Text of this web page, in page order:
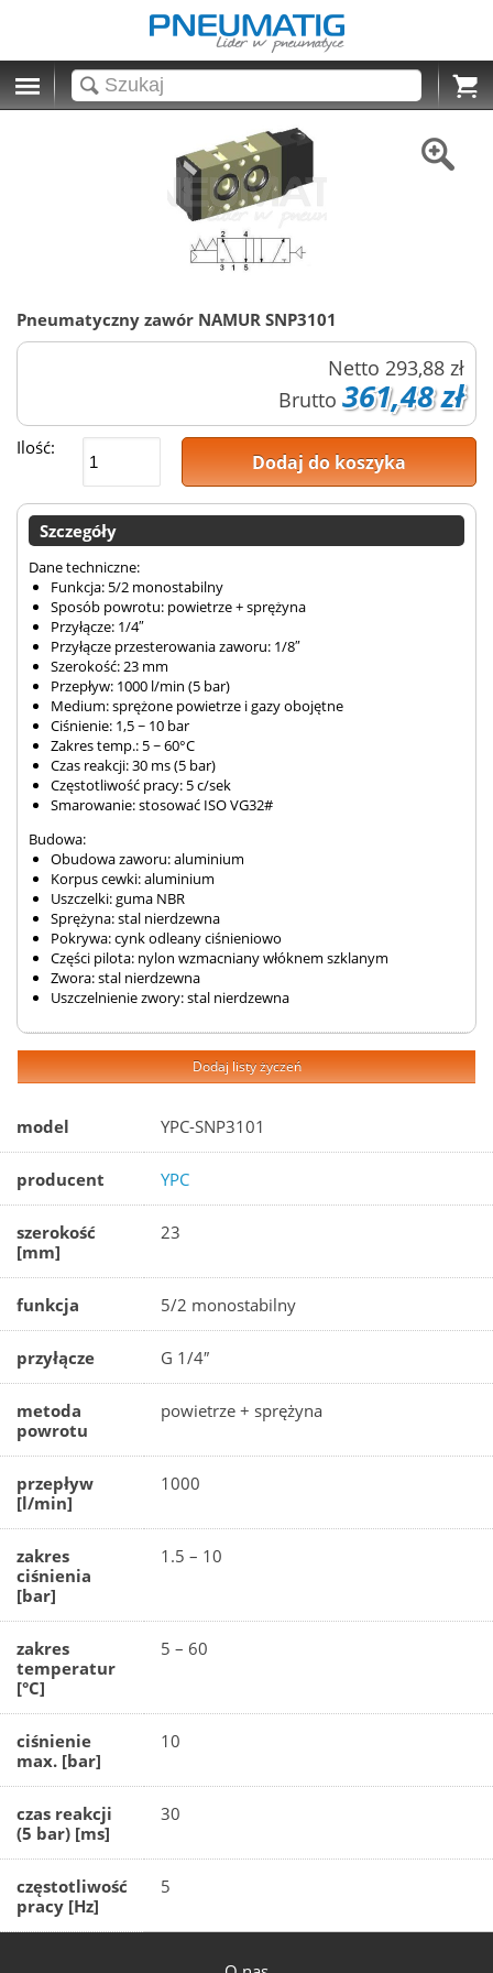
Cart
Pneumatyczny zawór NAMUR SNP3101
Netto 293,88 zł
Brutto 361,48 zł
Ilość:
Dodaj do koszyka
Szczegóły
Dane techniczne:
Funkcja: 5/2 monostabilny
Sposób powrotu: powietrze + sprężyna
Przyłącze: 1/4″
Przyłącze przesterowania zaworu: 1/8″
Szerokość: 23 mm
Przepływ: 1000 l/min (5 bar)
Medium: sprężone powietrze i gazy obojętne
Ciśnienie: 1,5 ~ 10 bar
Zakres temp.: 5 ~ 60°C
Czas reakcji: 30 ms (5 bar)
Częstotliwość pracy: 5 c/sek
Smarowanie: stosować ISO VG32#
Budowa:
Obudowa zaworu: aluminium
Korpus cewki: aluminium
Uszczelki: guma NBR
Sprężyna: stal nierdzewna
Pokrywa: cynk odleany ciśnieniowo
Części pilota: nylon wzmacniany włóknem szklanym
Zwora: stal nierdzewna
Uszczelnienie zwory: stal nierdzewna
Dodaj listy życzeń
model YPC-SNP3101
producent YPC
szerokość
[mm]
23
funkcja 5/2 monostabilny
przyłącze G 1/4″
metoda
powrotu
powietrze + sprężyna
przepływ
[l/min]
1000
zakres
ciśnienia
[bar]
1.5 – 10
zakres
temperatur
[°C]
5 – 60
ciśnienie
max. [bar]
10
czas reakcji
(5 bar) [ms]
30
częstotliwość
pracy [Hz]
5